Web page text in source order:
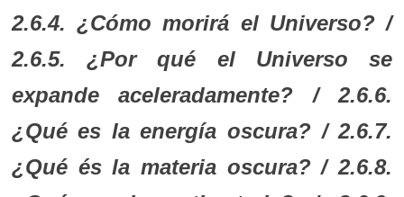
2.6.4. ¿Cómo morirá el Universo? /
2.6.5. ¿Por qué el Universo se
expande aceleradamente? / 2.6.6.
¿Qué es la energía oscura? / 2.6.7.
¿Qué és la materia oscura? / 2.6.8.